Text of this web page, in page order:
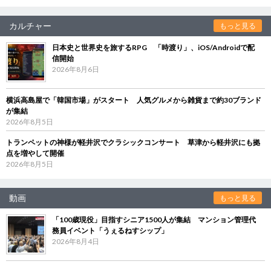
カルチャー もっと見る
日本史と世界史を旅するRPG 「時渡り」、iOS/Androidで配
信開始
2026年8月6日
横浜高島屋で「韓国市場」がスタート 人気グルメから雑貨まで約30ブランド
が集結
2026年8月5日
トランペットの神様が軽井沢でクラシックコンサート 草津から軽井沢にも拠
点を増やして開催
2026年8月5日
動画 もっと見る
「100歳現役」目指すシニア1500人が集結 マンション管理代
務員イベント「うぇるねすシップ」
2026年8月4日